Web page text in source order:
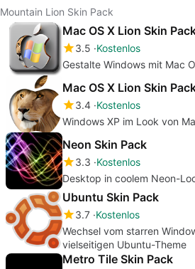
Mountain Lion Skin Pack
Mac OS X Lion Skin
3.5 Kostenlos
Gestalte Windows mit Mac
Mac OS X Lion Skin
3.4 Kostenlos
Windows XP im Look von
Neon Skin Pack
3.3 Kostenlos
Desktop in coolem Neon-
Ubuntu Skin Pack
3.7 Kostenlos
Wechsel vom starren
vielseitigen Ubuntu-Theme
Metro Tile Skin Pack